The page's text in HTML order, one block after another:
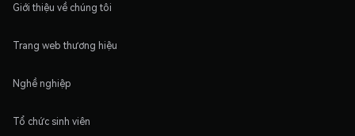
Giới thiệu về chúng tôi
Trang web thương hiệu
Nghề nghiệp
Tổ chức sinh viên